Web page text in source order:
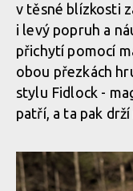
Osprey Escapist
Osprey Escapist
Osprey Escapist
Osprey Escapist
Osprey Escapist
v těsné blízkosti
i levý popruh a
přichytí pomocí
obou přezkách
stylu Fidlock -
patří, a ta pak